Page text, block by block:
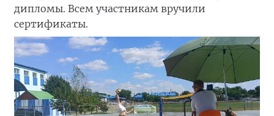
дипломы. Всем участникам вручили
сертификаты.